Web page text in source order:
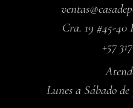
Cra. 19 #45-40
+57
Lunes a Sábado